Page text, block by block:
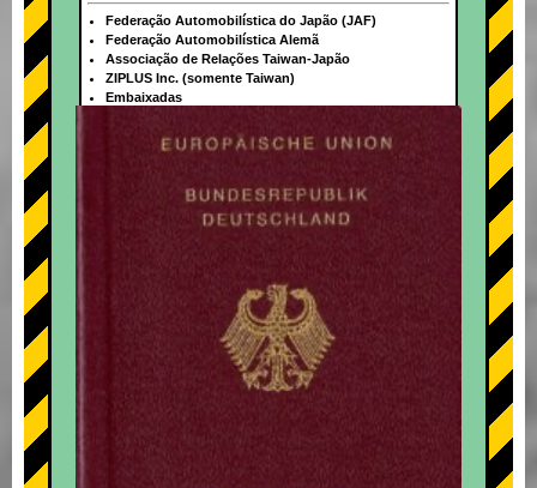
+
Federação Automobilística do Japão (JAF)
Federação Automobilística Alemã
Associação de Relações Taiwan-Japão
ZIPLUS Inc. (somente Taiwan)
Embaixadas